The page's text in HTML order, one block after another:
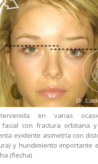
en varias
facial con fractura orbitaria
evidente asimetría con
y hundimiento importante
(flecha)